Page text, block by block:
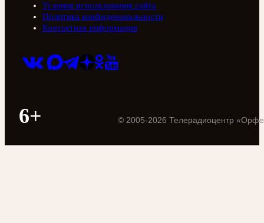
Условия использования сайта
Политика конфиденциальности
Контактная информация
6+ © 2005-2026 Телерадиоцентр